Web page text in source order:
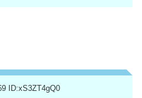
ID:xS3ZT4gQ0